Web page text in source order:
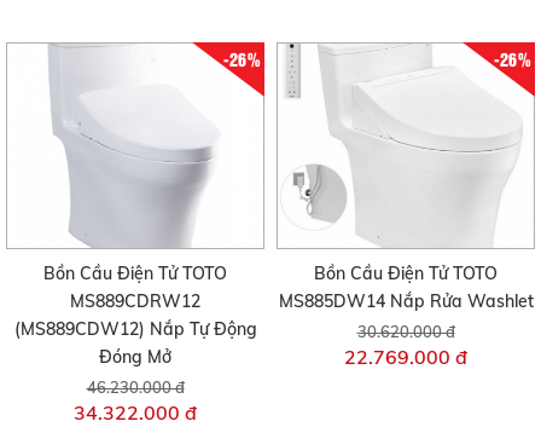
-26%
Bồn Cầu Điện Tử TOTO
MS889CDRW12
(MS889CDW12) Nắp Tự Động
Đóng Mở
46.230.000 đ
34.322.000 đ
-26%
Bồn Cầu Điện Tử TOTO
MS885DW14 Nắp Rửa Washlet
30.620.000 đ
22.769.000 đ